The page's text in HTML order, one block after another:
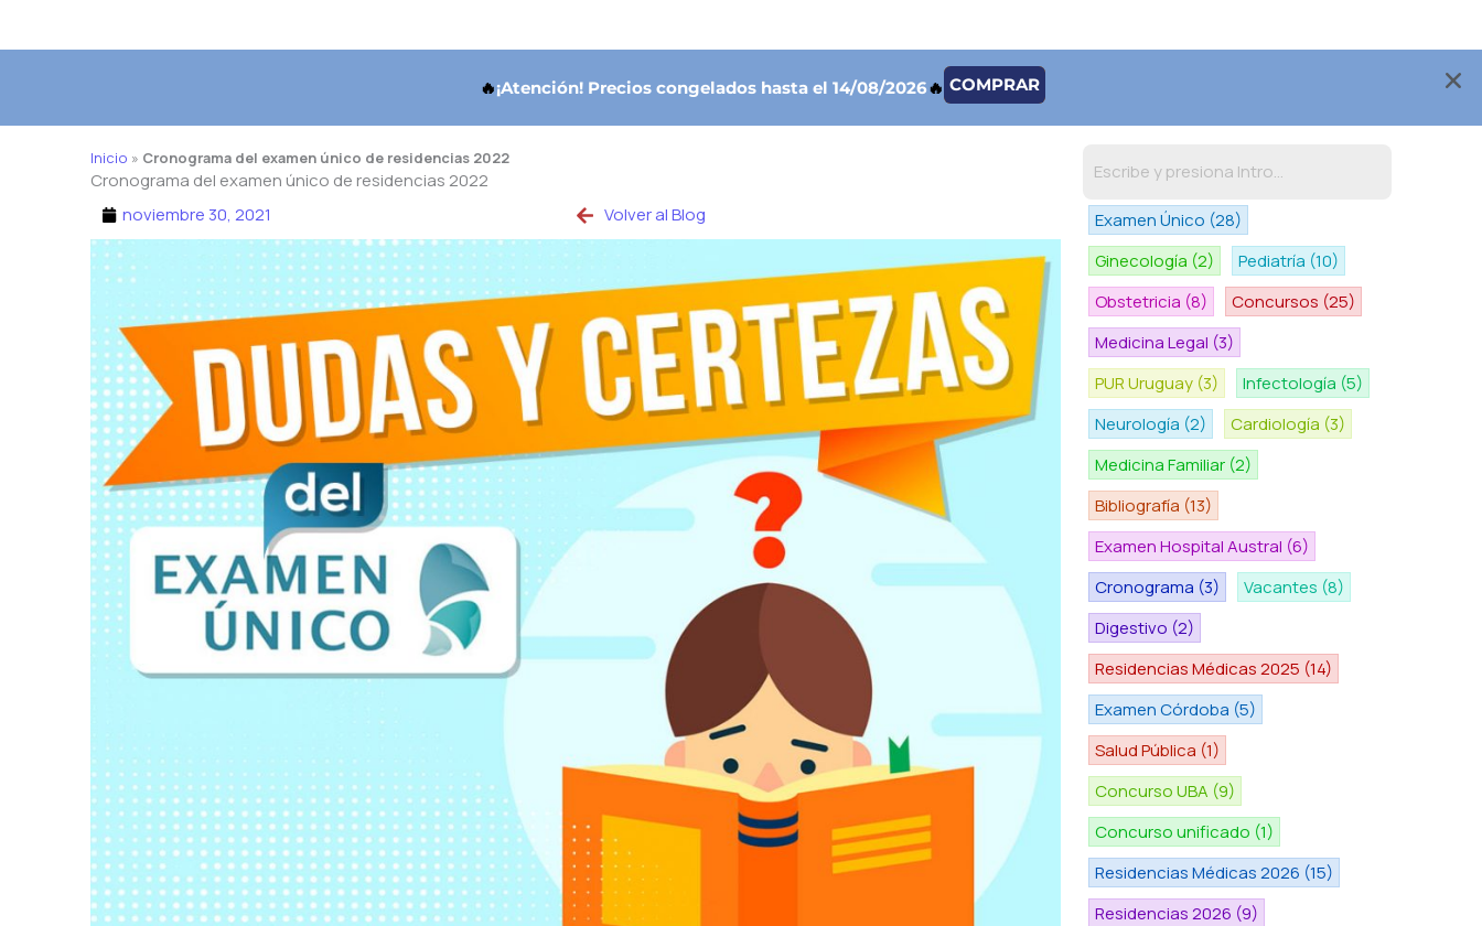
🔥¡Atención! Precios congelados hasta el 14/08/2026🔥 COMPRAR
Inicio » Cronograma del examen único de residencias 2022
Cronograma del examen único de residencias 2022
noviembre 30, 2021
Volver al Blog Examen Único (28)
Ginecología (2) Pediatría (10)
Obstetricia (8) Concursos (25)
Medicina Legal (3)
PUR Uruguay (3) Infectología (5)
Neurología (2) Cardiología (3)
Medicina Familiar (2)
Bibliografía (13)
Examen Hospital Austral (6)
Cronograma (3) Vacantes (8)
Digestivo (2)
Residencias Médicas 2025 (14)
Examen Córdoba (5)
Salud Pública (1)
Concurso UBA (9)
Concurso unificado (1)
Residencias Médicas 2026 (15)
Residencias 2026 (9)